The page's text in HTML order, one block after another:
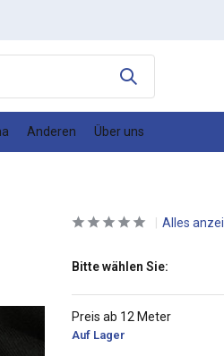
Preis-
Anderen Über uns
Alles
Bitte wählen Sie:
Preis ab 12 Meter
Auf Lager